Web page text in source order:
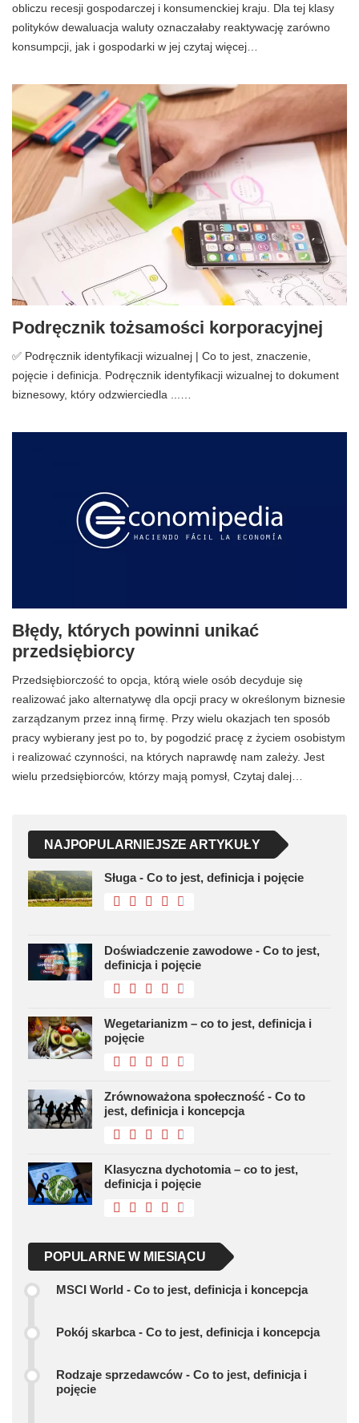
obliczu recesji gospodarczej i konsumenckiej kraju. Dla tej klasy
polityków dewaluacja waluty oznaczałaby reaktywację zarówno
konsumpcji, jak i gospodarki w jej czytaj więcej…
Podręcznik tożsamości korporacyjnej
✅ Podręcznik identyfikacji wizualnej | Co to jest, znaczenie,
pojęcie i definicja. Podręcznik identyfikacji wizualnej to dokument
biznesowy, który odzwierciedla ...…
Błędy, których powinni unikać
przedsiębiorcy
Przedsiębiorczość to opcja, którą wiele osób decyduje się
realizować jako alternatywę dla opcji pracy w określonym biznesie
zarządzanym przez inną firmę. Przy wielu okazjach ten sposób
pracy wybierany jest po to, by pogodzić pracę z życiem osobistym
i realizować czynności, na których naprawdę nam zależy. Jest
wielu przedsiębiorców, którzy mają pomysł, Czytaj dalej…
NAJPOPULARNIEJSZE ARTYKUŁY
Sługa - Co to jest, definicja i pojęcie
Doświadczenie zawodowe - Co to jest,
definicja i pojęcie
Wegetarianizm – co to jest, definicja i
pojęcie
Zrównoważona społeczność - Co to
jest, definicja i koncepcja
Klasyczna dychotomia – co to jest,
definicja i pojęcie
POPULARNE W MIESIĄCU
MSCI World - Co to jest, definicja i koncepcja
Pokój skarbca - Co to jest, definicja i koncepcja
Rodzaje sprzedawców - Co to jest, definicja i
pojęcie